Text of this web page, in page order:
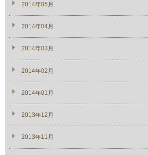
2014年05月
2014年04月
2014年03月
2014年02月
2014年01月
2013年12月
2013年11月